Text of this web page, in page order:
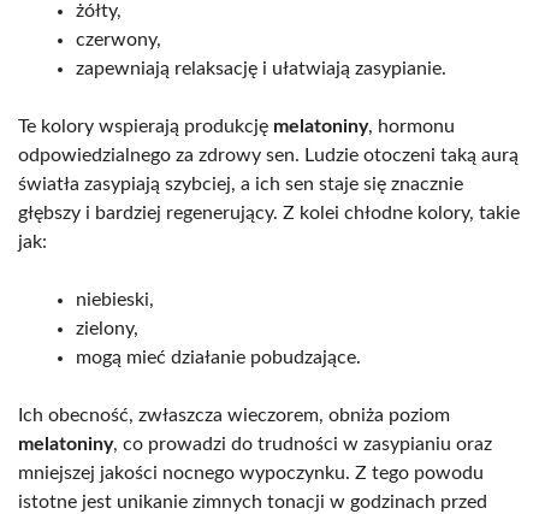
żółty,
czerwony,
zapewniają relaksację i ułatwiają zasypianie.
Te kolory wspierają produkcję melatoniny, hormonu
odpowiedzialnego za zdrowy sen. Ludzie otoczeni taką aurą
światła zasypiają szybciej, a ich sen staje się znacznie
głębszy i bardziej regenerujący. Z kolei chłodne kolory, takie
jak:
niebieski,
zielony,
mogą mieć działanie pobudzające.
Ich obecność, zwłaszcza wieczorem, obniża poziom
melatoniny, co prowadzi do trudności w zasypianiu oraz
mniejszej jakości nocnego wypoczynku. Z tego powodu
istotne jest unikanie zimnych tonacji w godzinach przed